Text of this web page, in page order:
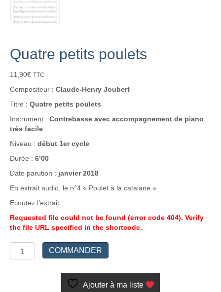
Quatre petits poulets
11,90€ TTC
Compositeur : Claude-Henry Joubert
Titre : Quatre petits poulets
Instrument : Contrebasse avec accompagnement de piano
très facile
Niveau : début 1er cycle
Durée : 6’00
Date parution : janvier 2018
En extrait audio, le n°4 « Poulet à la catalane ».
Ecoutez l’extrait:
Requested file could not be found (error code 404). Verify
the file URL specified in the shortcode.
quantité
de
COMMANDER
Ajouter à ma liste